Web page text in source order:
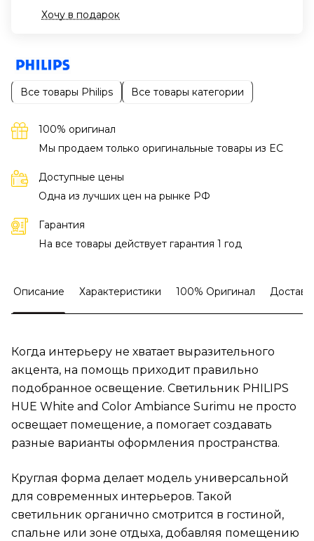
Хочу в подарок
Все товары Philips Все товары категории
100% оригинал
Мы продаем только оригинальные товары из EC
Доступные цены
Одна из лучших цен на рынке РФ
Гарантия
На все товары действует гарантия 1 год
Описание Характеристики 100% Оригинал
Когда интерьеру не хватает выразительного
акцента, на помощь приходит правильно
подобранное освещение. Светильник PHILIPS
HUE White and Color Ambiance Surimu не просто
освещает помещение, а помогает создавать
разные варианты оформления пространства.
Круглая форма делает модель универсальной
для современных интерьеров. Такой
светильник органично смотрится в гостиной,
спальне или зоне отдыха, добавляя помещению